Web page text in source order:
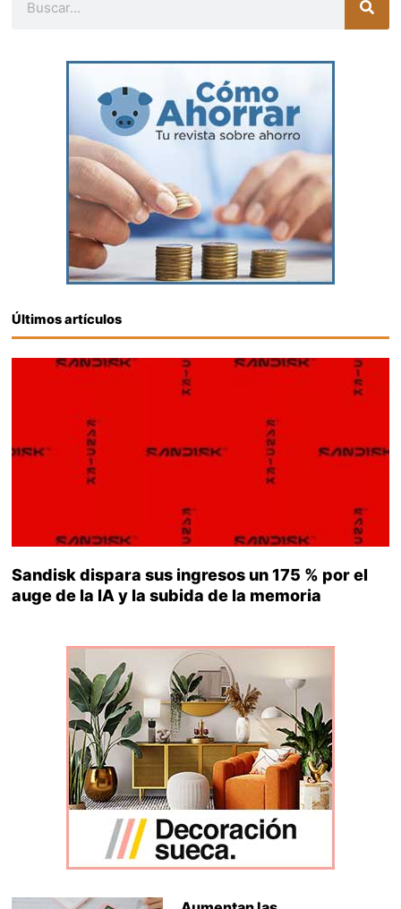
Últimos artículos
Sandisk dispara sus ingresos un 175 % por el
auge de la IA y la subida de la memoria